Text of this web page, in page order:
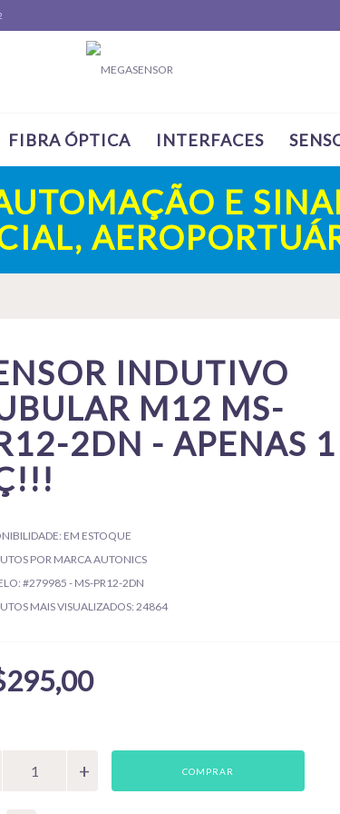
FIBRA ÓPTICA INTERFACES
E
INDUTIVO
M12 MS-
2DN - APENAS 1
EM ESTOQUE
POR MARCAAUTONICS
#279985 - MS-PR12-2DN
MAIS VISUALIZADOS:24864
COMPRAR